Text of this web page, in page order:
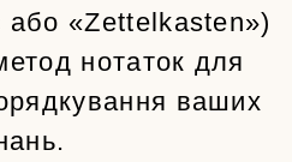
або «Zettelkasten»)
нотаток для
ваших